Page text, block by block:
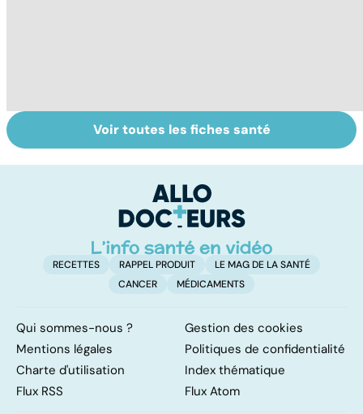
Tout savoir sur
les infections
Inflammation des
amygdales : que
d'angine ?
Voir toutes les fiches santé
RECETTES RAPPEL PRODUIT
LE MAG DE LA SANTÉ
CANCER
MÉDICAMENTS
Qui sommes-nous ?
Gestion des cookies
Mentions légales
Politiques de confidentialité
Charte d'utilisation
Index thématique
Flux RSS
Flux Atom